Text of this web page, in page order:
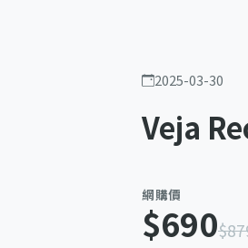
2025-03-30
Veja
網購價
$690